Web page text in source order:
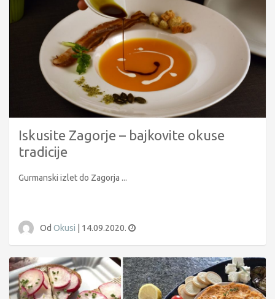
Iskusite Zagorje – bajkovite okuse
tradicije
Gurmanski izlet do Zagorja ...
Od Okusi | 14.09.2020.